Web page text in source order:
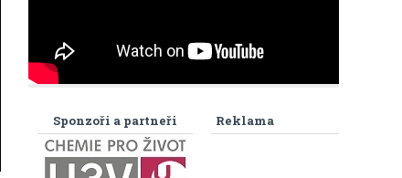
Reklama
Sponzoři a partneři